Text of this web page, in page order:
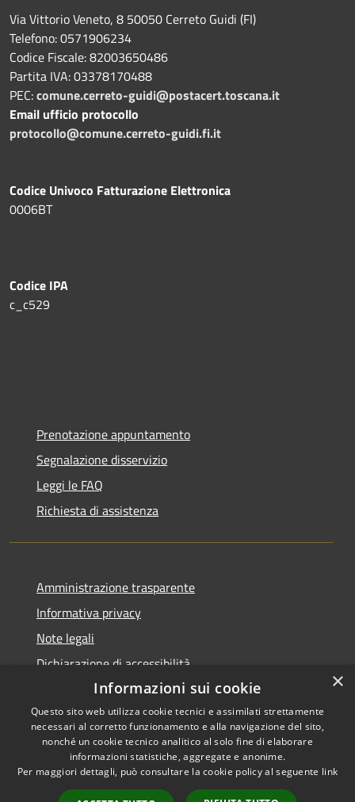
Via Vittorio Veneto, 8 50050 Cerreto Guidi (FI)
Telefono: 0571906234
Codice Fiscale: 82003650486
Partita IVA: 03378170488
PEC:comune.cerreto-guidi@postacert.toscana.it
Email ufficio protocollo
protocollo@comune.cerreto-guidi.fi.it
Codice Univoco Fatturazione Elettronica
0006BT
Codice IPA
c_c529
Prenotazione appuntamento
Segnalazione disservizio
Leggi le FAQ
Richiesta di assistenza
Amministrazione trasparente
Informativa privacy
Note legali
Dichiarazione di accessibilità
Accessibilità
Privacy
Copyright © 2026 • Comune di
Cerreto Guidi • Powered by
Municipium
Accesso
×
Informazioni sui cookie
Questo sito web utilizza cookie tecnici e assimilati strettamente
necessari al corretto funzionamento e alla navigazione del sito,
nonché un cookie tecnico analitico al solo fine di elaborare
informazioni statistiche, aggregate e anonime.
Per maggiori dettagli, può consultare la cookie policy al seguente link